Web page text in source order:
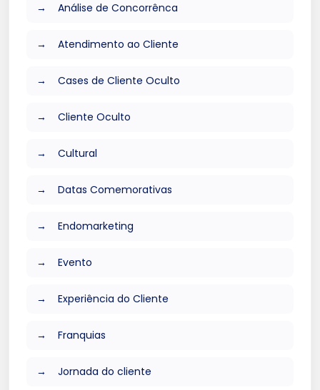
Análise de Concorrênca
Atendimento ao Cliente
Cases de Cliente Oculto
Cliente Oculto
Cultural
Datas Comemorativas
Endomarketing
Evento
Experiência do Cliente
Franquias
Jornada do cliente